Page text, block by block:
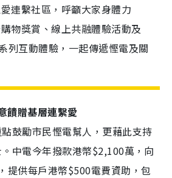
連繫社區，呼籲大家身體力
物獎賞、線上共融體驗活動及
列互動體驗，一起傳遞慳電及關
饋贈基層連繫愛
點鼓勵市民慳電幫人，更藉此支持
中電今年撥款港幣$2,100萬，向
提供每戶港幣$500電費資助，包